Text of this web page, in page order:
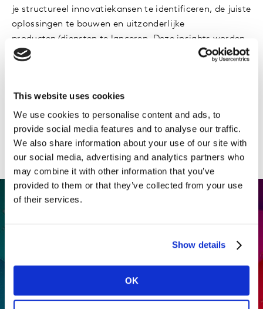
This website uses cookies
We use cookies to personalise content and ads, to
provide social media features and to analyse our traffic.
We also share information about your use of our site with
our social media, advertising and analytics partners who
may combine it with other information that you’ve
provided to them or that they’ve collected from your use
of their services.
Show details
OK
je structureel innovatiekansen te identificeren, de juiste
oplossingen te bouwen en uitzonderlijke
producten/diensten te lanceren. Deze insights worden
bevestigd door succesverhalen uit de praktijk van